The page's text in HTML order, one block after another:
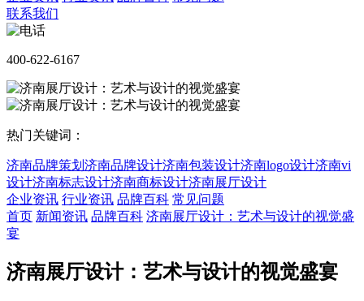
联系我们
400-622-6167
热门关键词：
济南品牌策划 济南品牌设计济南包装设计济南logo设计济南vi
设计济南标志设计济南商标设计济南展厅设计
企业资讯 行业资讯 品牌百科 常见问题
首页 新闻资讯 品牌百科 济南展厅设计：艺术与设计的视觉盛
宴
济南展厅设计：艺术与设计的视觉盛宴